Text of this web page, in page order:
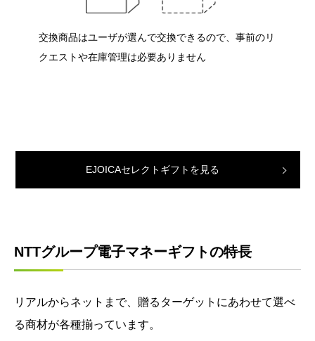
交換商品はユーザが選んで交換できるので、事前のリ
クエストや在庫管理は必要ありません
EJOICAセレクトギフトを見る
NTTグループ電子マネーギフトの特長
リアルからネットまで、贈るターゲットにあわせて選べ
る商材が各種揃っています。